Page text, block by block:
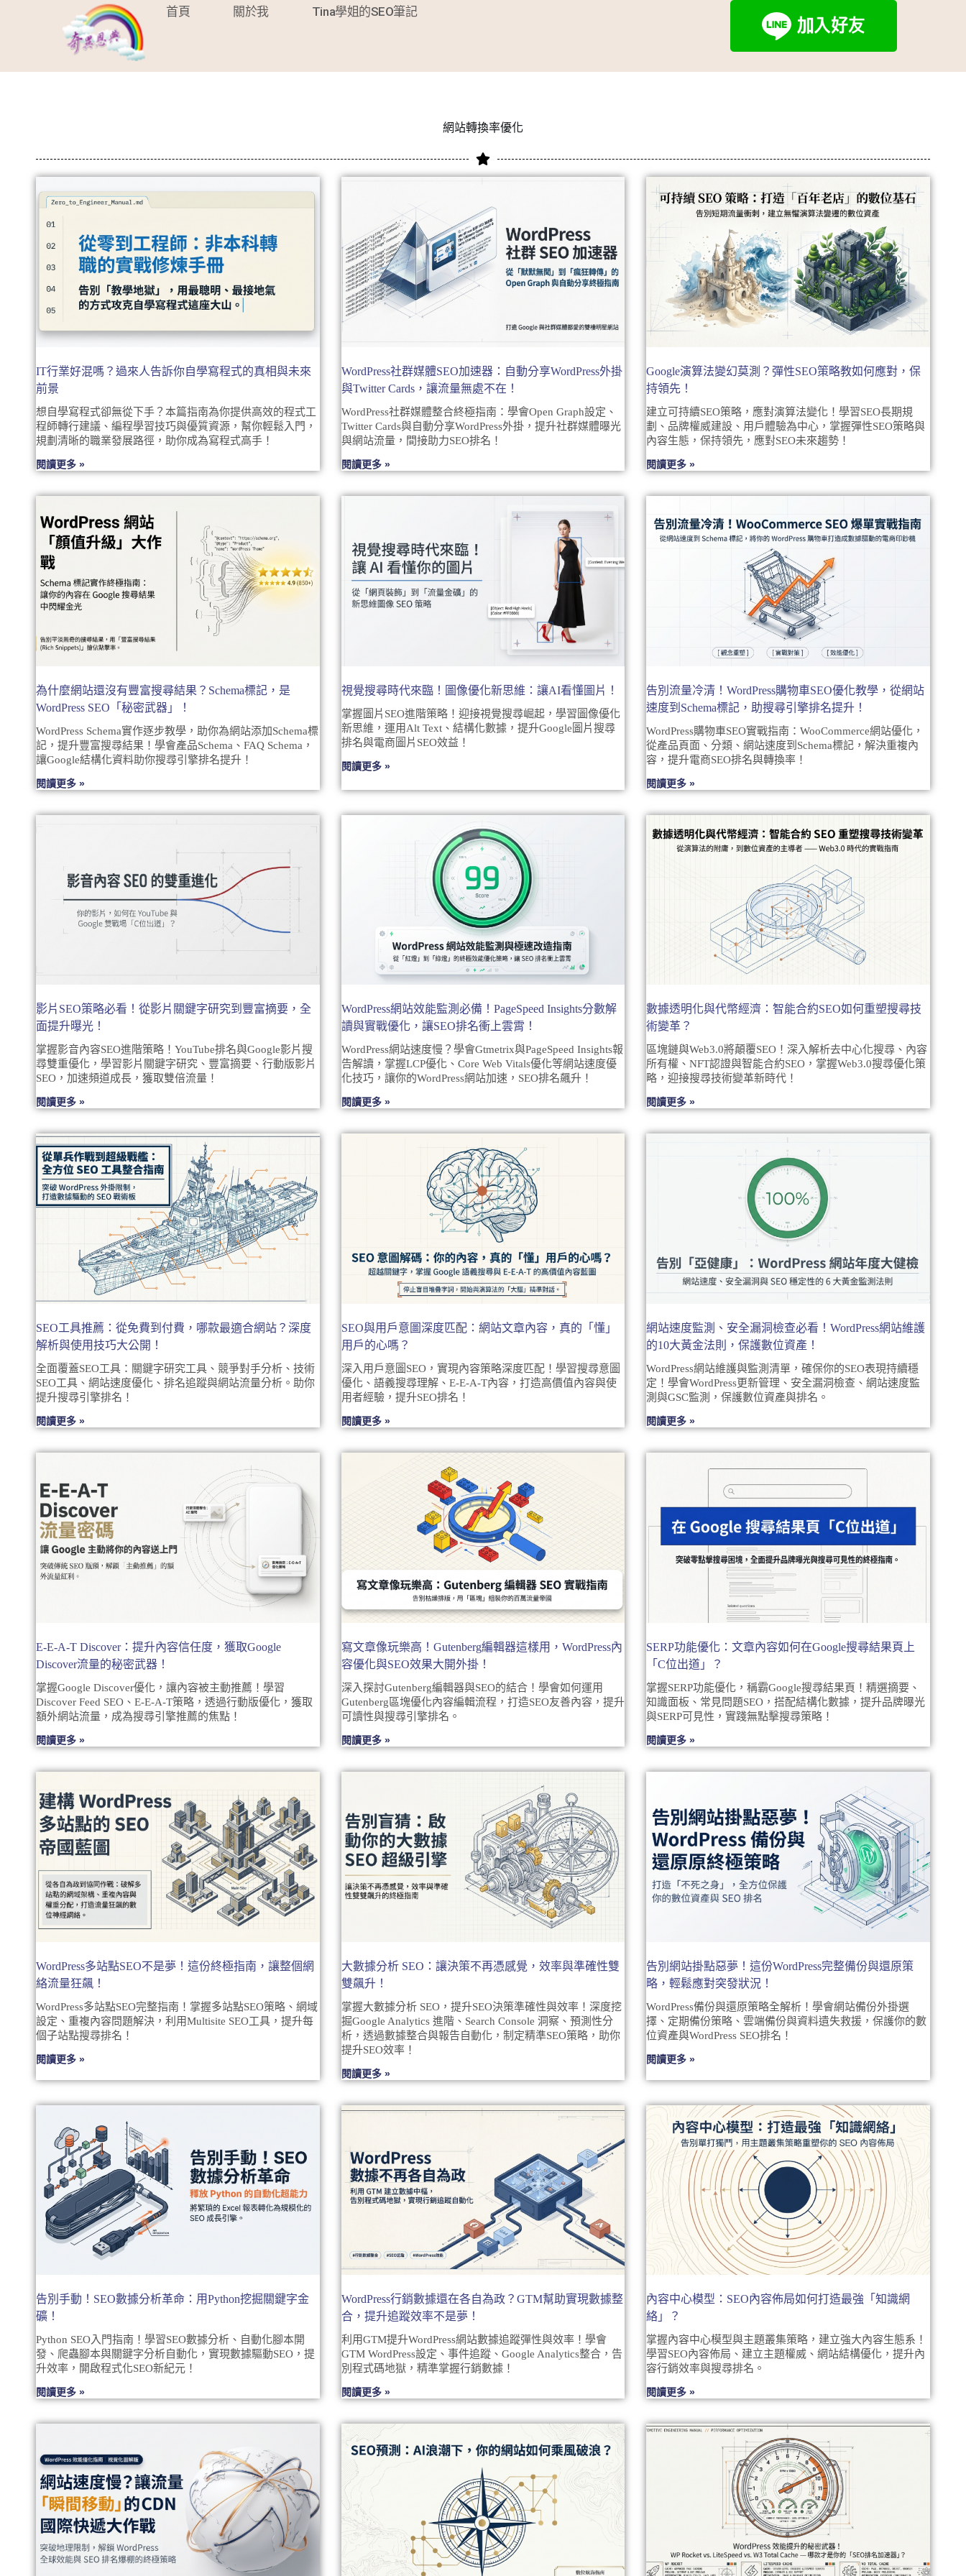
首頁 關於我 Tina學姐的SEO筆記
網站轉換率優化
IT行業好混嗎？過來人告訴你自學寫程式的真相與未來
前景
想自學寫程式卻無從下手？本篇指南為你提供高效的程式工
程師轉行建議、編程學習技巧與優質資源，幫你輕鬆入門，
規劃清晰的職業發展路徑，助你成為寫程式高手！
閱讀更多 »
WordPress社群媒體SEO加速器：自動分享WordPress外掛
與Twitter Cards，讓流量無處不在！
WordPress社群媒體整合終極指南：學會Open Graph設定、
Twitter Cards與自動分享WordPress外掛，提升社群媒體曝光
與網站流量，間接助力SEO排名！
閱讀更多 »
Google演算法變幻莫測？彈性SEO策略教如何應對，保
持領先！
建立可持續SEO策略，應對演算法變化！學習SEO長期規
劃、品牌權威建設、用戶體驗為中心，掌握彈性SEO策略與
內容生態，保持領先，應對SEO未來趨勢！
閱讀更多 »
為什麼網站還沒有豐富搜尋結果？Schema標記，是
WordPress SEO「秘密武器」！
WordPress Schema實作逐步教學，助你為網站添加Schema標
記，提升豐富搜尋結果！學會產品Schema、FAQ Schema，
讓Google結構化資料助你搜尋引擎排名提升！
閱讀更多 »
視覺搜尋時代來臨！圖像優化新思維：讓AI看懂圖片！
掌握圖片SEO進階策略！迎接視覺搜尋崛起，學習圖像優化
新思維，運用Alt Text、結構化數據，提升Google圖片搜尋
排名與電商圖片SEO效益！
閱讀更多 »
告別流量冷清！WordPress購物車SEO優化教學，從網站
速度到Schema標記，助搜尋引擎排名提升！
WordPress購物車SEO實戰指南：WooCommerce網站優化，
從產品頁面、分類、網站速度到Schema標記，解決重複內
容，提升電商SEO排名與轉換率！
閱讀更多 »
影片SEO策略必看！從影片關鍵字研究到豐富摘要，全
面提升曝光！
掌握影音內容SEO進階策略！YouTube排名與Google影片搜
尋雙重優化，學習影片關鍵字研究、豐富摘要、行動版影片
SEO，加速頻道成長，獲取雙倍流量！
閱讀更多 »
WordPress網站效能監測必備！PageSpeed Insights分數解
讀與實戰優化，讓SEO排名衝上雲霄！
WordPress網站速度慢？學會Gtmetrix與PageSpeed Insights報
告解讀，掌握LCP優化、Core Web Vitals優化等網站速度優
化技巧，讓你的WordPress網站加速，SEO排名飆升！
閱讀更多 »
數據透明化與代幣經濟：智能合約SEO如何重塑搜尋技
術變革？
區塊鏈與Web3.0將顛覆SEO！深入解析去中心化搜尋、內容
所有權、NFT認證與智能合約SEO，掌握Web3.0搜尋優化策
略，迎接搜尋技術變革新時代！
閱讀更多 »
SEO工具推薦：從免費到付費，哪款最適合網站？深度
解析與使用技巧大公開！
全面覆蓋SEO工具：關鍵字研究工具、競爭對手分析、技術
SEO工具、網站速度優化、排名追蹤與網站流量分析。助你
提升搜尋引擎排名！
閱讀更多 »
SEO與用戶意圖深度匹配：網站文章內容，真的「懂」
用戶的心嗎？
深入用戶意圖SEO，實現內容策略深度匹配！學習搜尋意圖
優化、語義搜尋理解、E-E-A-T內容，打造高價值內容與使
用者經驗，提升SEO排名！
閱讀更多 »
網站速度監測、安全漏洞檢查必看！WordPress網站維護
的10大黃金法則，保護數位資產！
WordPress網站維護與監測清單，確保你的SEO表現持續穩
定！學會WordPress更新管理、安全漏洞檢查、網站速度監
測與GSC監測，保護數位資產與排名。
閱讀更多 »
E-E-A-T Discover：提升內容信任度，獲取Google
Discover流量的秘密武器！
掌握Google Discover優化，讓內容被主動推薦！學習
Discover Feed SEO、E-E-A-T策略，透過行動版優化，獲取
額外網站流量，成為搜尋引擎推薦的焦點！
閱讀更多 »
寫文章像玩樂高！Gutenberg編輯器這樣用，WordPress內
容優化與SEO效果大開外掛！
深入探討Gutenberg編輯器與SEO的結合！學會如何運用
Gutenberg區塊優化內容編輯流程，打造SEO友善內容，提升
可讀性與搜尋引擎排名。
閱讀更多 »
SERP功能優化：文章內容如何在Google搜尋結果頁上
「C位出道」？
掌握SERP功能優化，稱霸Google搜尋結果頁！精選摘要、
知識面板、常見問題SEO，搭配結構化數據，提升品牌曝光
與SERP可見性，實踐無點擊搜尋策略！
閱讀更多 »
WordPress多站點SEO不是夢！這份終極指南，讓整個網
絡流量狂飆！
WordPress多站點SEO完整指南！掌握多站點SEO策略、網域
設定、重複內容問題解決，利用Multisite SEO工具，提升每
個子站點搜尋排名！
閱讀更多 »
大數據分析 SEO：讓決策不再憑感覺，效率與準確性雙
雙飆升！
掌握大數據分析 SEO，提升SEO決策準確性與效率！深度挖
掘Google Analytics 進階、Search Console 洞察、預測性分
析，透過數據整合與報告自動化，制定精準SEO策略，助你
提升SEO效率！
閱讀更多 »
告別網站掛點惡夢！這份WordPress完整備份與還原策
略，輕鬆應對突發狀況！
WordPress備份與還原策略全解析！學會網站備份外掛選
擇、定期備份策略、雲端備份與資料遺失救援，保護你的數
位資產與WordPress SEO排名！
閱讀更多 »
告別手動！SEO數據分析革命：用Python挖掘關鍵字金
礦！
Python SEO入門指南！學習SEO數據分析、自動化腳本開
發、爬蟲腳本與關鍵字分析自動化，實現數據驅動SEO，提
升效率，開啟程式化SEO新紀元！
閱讀更多 »
WordPress行銷數據還在各自為政？GTM幫助實現數據整
合，提升追蹤效率不是夢！
利用GTM提升WordPress網站數據追蹤彈性與效率！學會
GTM WordPress設定、事件追蹤、Google Analytics整合，告
別程式碼地獄，精準掌握行銷數據！
閱讀更多 »
內容中心模型：SEO內容佈局如何打造最強「知識網
絡」？
掌握內容中心模型與主題叢集策略，建立強大內容生態系！
學習SEO內容佈局、建立主題權威、網站結構優化，提升內
容行銷效率與搜尋排名。
閱讀更多 »